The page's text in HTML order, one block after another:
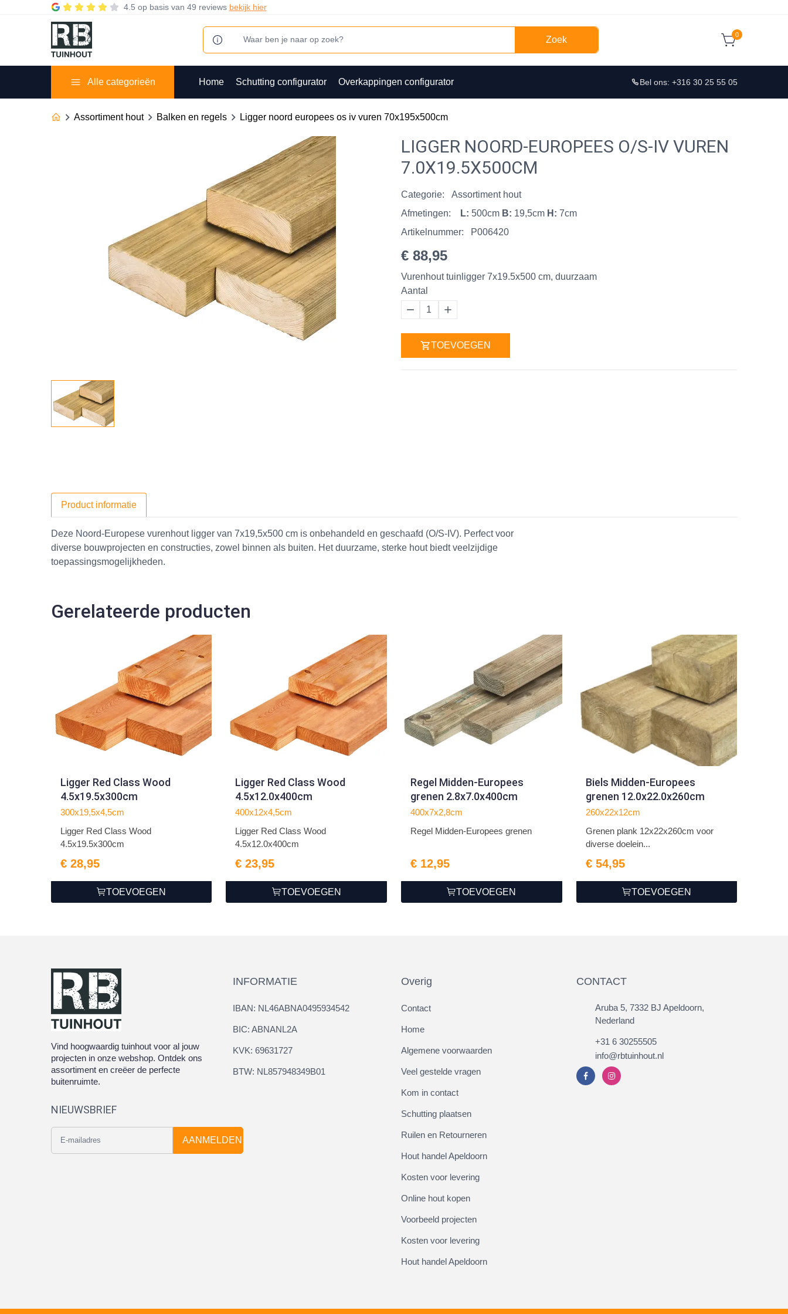
4.5 op basis van 49 reviews bekijk hier
Zoek 0
Alle categorieën Home Schutting configurator Overkappingen configurator Bel ons: +316 30 25 55 05
Assortiment hout Balken en regels Ligger noord europees os iv vuren 70x195x500cm
LIGGER NOORD-EUROPEES O/S-IV VUREN
7.0X19.5X500CM
Categorie:
Assortiment hout
Afmetingen:
L: 500cm B: 19,5cm H: 7cm
Artikelnummer:
P006420
€ 88,95
Vurenhout tuinligger 7x19.5x500 cm, duurzaam
Aantal
1
TOEVOEGEN
Product informatie
Deze Noord-Europese vurenhout ligger van 7x19,5x500 cm is onbehandeld en geschaafd (O/S-IV). Perfect voor
diverse bouwprojecten en constructies, zowel binnen als buiten. Het duurzame, sterke hout biedt veelzijdige
toepassingsmogelijkheden.
Gerelateerde producten
Ligger Red Class Wood
4.5x19.5x300cm
300x19,5x4,5cm
Ligger Red Class Wood
4.5x19.5x300cm
€ 28,95
TOEVOEGEN
Ligger Red Class Wood
4.5x12.0x400cm
400x12x4,5cm
Ligger Red Class Wood
4.5x12.0x400cm
€ 23,95
TOEVOEGEN
Regel Midden-Europees
grenen 2.8x7.0x400cm
400x7x2,8cm
Regel Midden-Europees grenen
€ 12,95
TOEVOEGEN
Biels Midden-Europees
grenen 12.0x22.0x260cm
260x22x12cm
Grenen plank 12x22x260cm voor
diverse doelein...
€ 54,95
TOEVOEGEN
Vind hoogwaardig tuinhout voor al jouw
projecten in onze webshop. Ontdek ons
assortiment en creëer de perfecte
buitenruimte.
NIEUWSBRIEF
AANMELDEN
INFORMATIE
IBAN: NL46ABNA0495934542
BIC: ABNANL2A
KVK: 69631727
BTW: NL857948349B01
Overig
Contact
Home
Algemene voorwaarden
Veel gestelde vragen
Kom in contact
Schutting plaatsen
Ruilen en Retourneren
Hout handel Apeldoorn
Kosten voor levering
Online hout kopen
Voorbeeld projecten
Kosten voor levering
Hout handel Apeldoorn
CONTACT
Aruba 5, 7332 BJ Apeldoorn,
Nederland
+31 6 30255505
info@rbtuinhout.nl